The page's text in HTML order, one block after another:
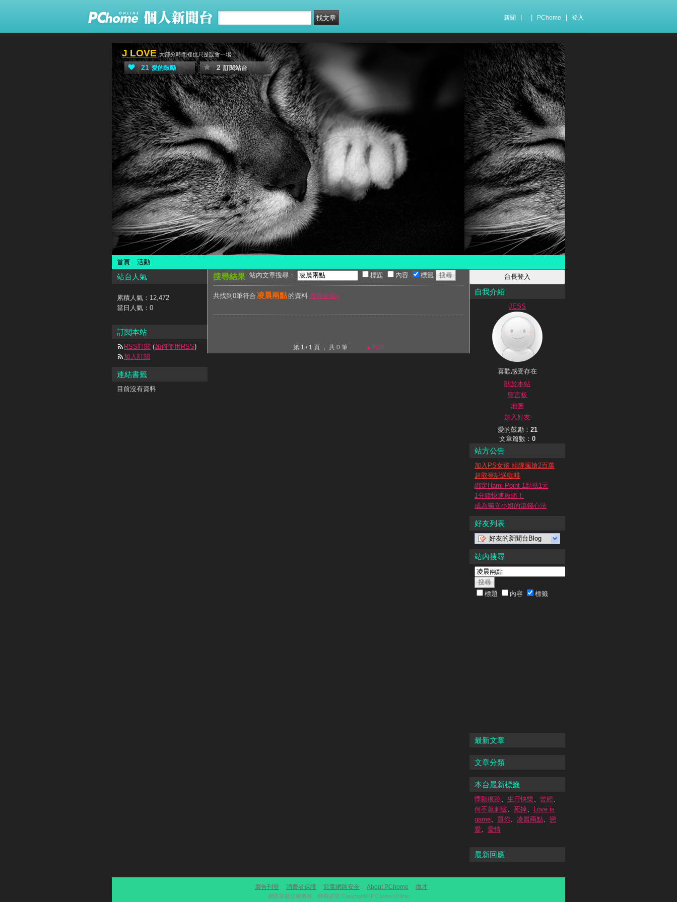
新聞 PChome 登入
J LOVE 大部分時間裡也只是誤會一場
21 愛的鼓勵 2 訂閱站台
首頁 活動
搜尋結果 站內文章搜尋： 標題 內容 標籤
共找到0筆符合 凌晨兩點 的資料 搜尋全站»
第 1 / 1 頁 ， 共 0 筆 ▲TOP
自我介紹
JESS
喜歡感受存在
關於本站
留言板
地圖
加入好友
愛的鼓勵： 21
文章篇數： 0
站方公告
加入PS女孩 組隊瘋搶2百萬
超取登記送咖啡
綁定Hami Point 1點抵1元
1分鐘快速揪痛！
成為獨立小姐的滾錢心法
好友列表
好友的新聞台Blog
站內搜尋
標題 內容 標籤
最新文章
文章分類
本台最新標籤
悸動痕跡、 生日快樂、 曾經、
何不就刺破、 死掉、
Love is
game、 買你、 凌晨兩點、 戀
愛、 愛情
最新回應
站台人氣
累積人氣： 12,472
當日人氣： 0
訂閱本站
RSS訂閱 (如何使用RSS)
加入訂閱
連結書籤
目前沒有資料
廣告刊登 消費者保護 兒童網路安全 About PChome 徵才
網路家庭版權所有、轉載必究 Copyright© PChome Online